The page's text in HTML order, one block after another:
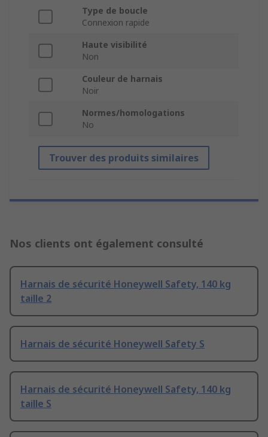
Type de boucle
Connexion rapide
Haute visibilité
Non
Couleur de harnais
Noir
Normes/homologations
No
Trouver des produits similaires
Nos clients ont également consulté
Harnais de sécurité Honeywell Safety, 140 kg
taille 2
Harnais de sécurité Honeywell Safety S
Harnais de sécurité Honeywell Safety, 140 kg
taille S